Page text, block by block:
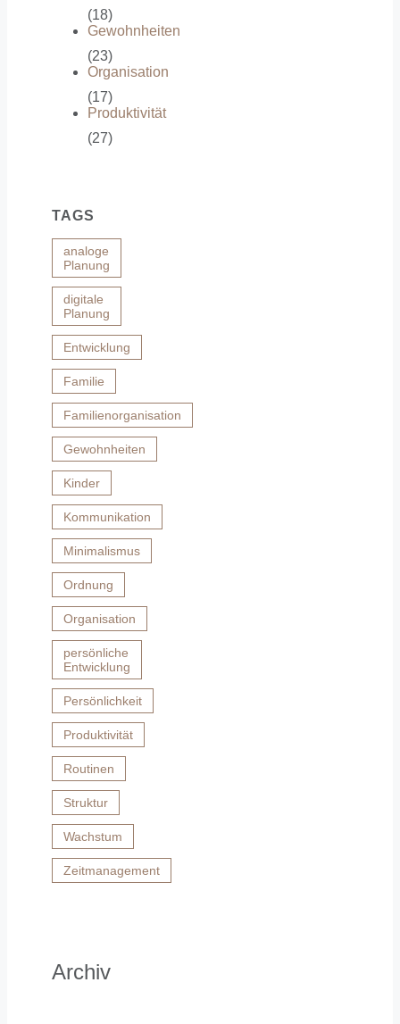
(18)
Gewohnheiten
(23)
Organisation
(17)
Produktivität
(27)
TAGS
analoge
Planung
digitale
Planung
Entwicklung
Familie
Familienorganisation
Gewohnheiten
Kinder
Kommunikation
Minimalismus
Ordnung
Organisation
persönliche
Entwicklung
Persönlichkeit
Produktivität
Routinen
Struktur
Wachstum
Zeitmanagement
Archiv